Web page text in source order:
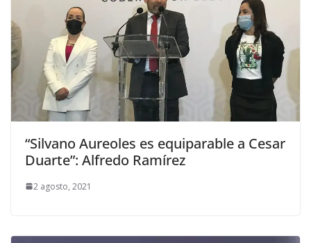
“Silvano Aureoles es equiparable a Cesar
Duarte”: Alfredo Ramírez
2 agosto, 2021